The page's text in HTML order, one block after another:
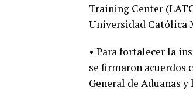
Training Center
Universidad Católica
• Para fortalecer la
se firmaron acuerdos
General de Aduanas